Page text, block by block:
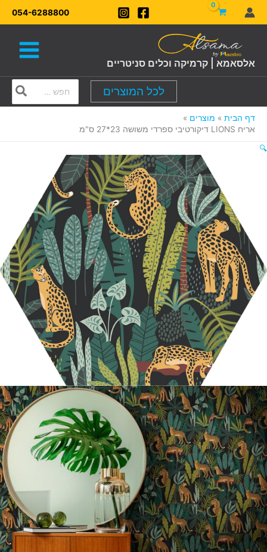
דילוג
לתוכן
054-6288800
אלסאמא | קרמיקה וכלים סניטריים
לכל המוצרים
for:
דף הבית
מוצרים
אריח LIONS דיקורטיבי ספרדי משושה 23*27 ס"מ
🔍